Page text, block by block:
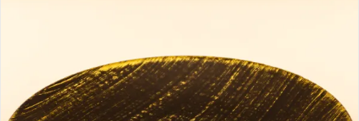
Dithmarschen gefertigt.
Da es sich bei unseren Kerzen um Naturprodukte
handelt, können Formen, Farben und Größen leicht
variieren.